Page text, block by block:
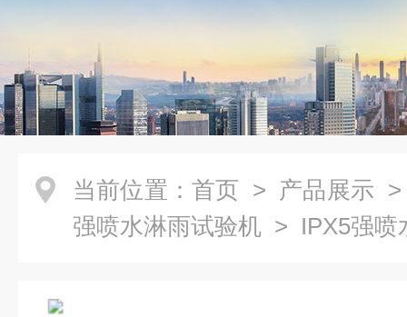
当前位置： 首页 > 产品展示
强喷水淋雨试验机 > IPX5强喷